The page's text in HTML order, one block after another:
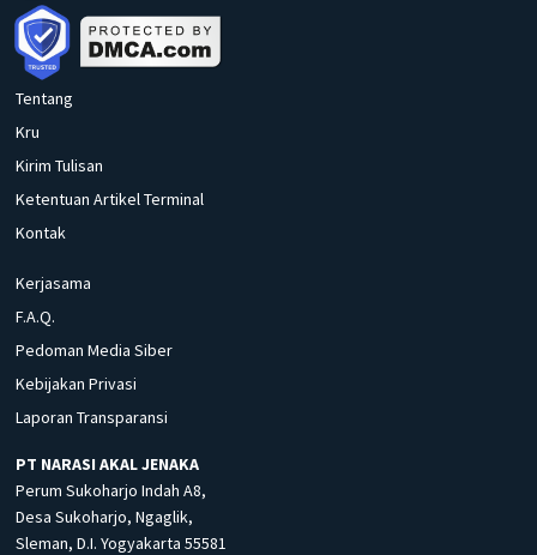
Tentang
Kru
Kirim Tulisan
Ketentuan Artikel Terminal
Kontak
Kerjasama
F.A.Q.
Pedoman Media Siber
Kebijakan Privasi
Laporan Transparansi
PT NARASI AKAL JENAKA
Perum Sukoharjo Indah A8,
Desa Sukoharjo, Ngaglik,
Sleman, D.I. Yogyakarta 55581